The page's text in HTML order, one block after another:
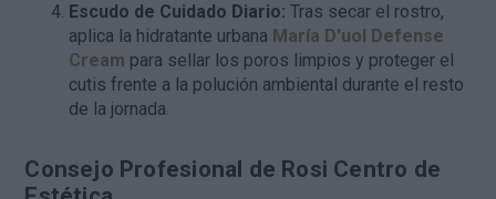
Escudo de Cuidado Diario: Tras secar el rostro,
aplica la hidratante urbana María D'uol Defense
Cream para sellar los poros limpios y proteger el
cutis frente a la polución ambiental durante el resto
de la jornada.
Consejo Profesional de Rosi Centro de